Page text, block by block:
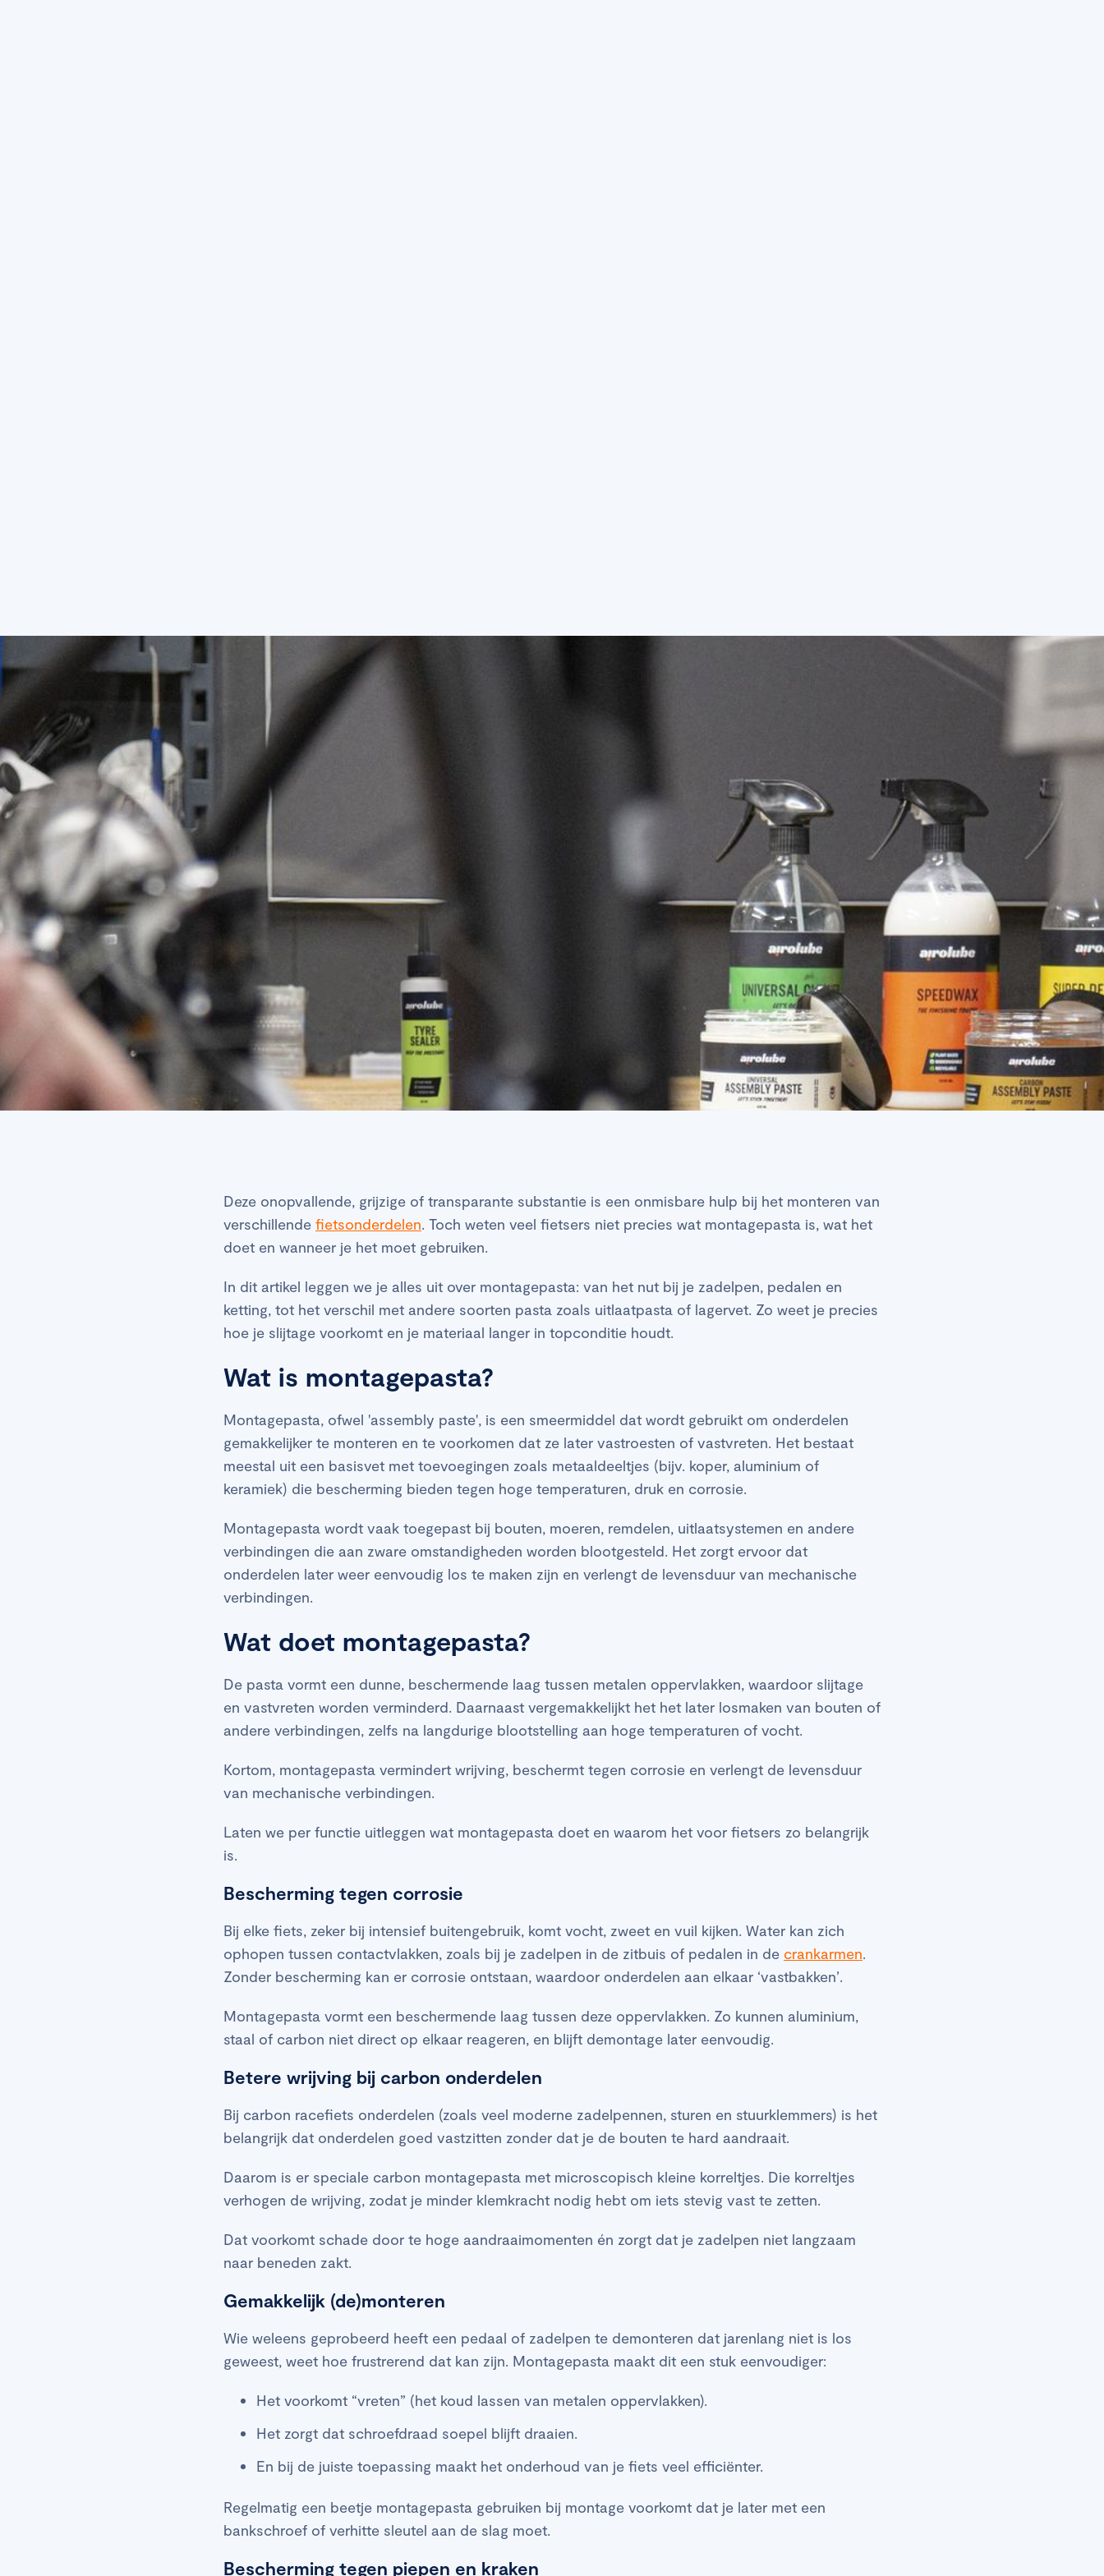
Deze onopvallende, grijzige of transparante substantie is een onmisbare hulp bij het monteren van
verschillende fietsonderdelen. Toch weten veel fietsers niet precies wat montagepasta is, wat het
doet en wanneer je het moet gebruiken.
In dit artikel leggen we je alles uit over montagepasta: van het nut bij je zadelpen, pedalen en
ketting, tot het verschil met andere soorten pasta zoals uitlaatpasta of lagervet. Zo weet je precies
hoe je slijtage voorkomt en je materiaal langer in topconditie houdt.
Wat is montagepasta?
Montagepasta, ofwel 'assembly paste', is een smeermiddel dat wordt gebruikt om onderdelen
gemakkelijker te monteren en te voorkomen dat ze later vastroesten of vastvreten. Het bestaat
meestal uit een basisvet met toevoegingen zoals metaaldeeltjes (bijv. koper, aluminium of
keramiek) die bescherming bieden tegen hoge temperaturen, druk en corrosie.
Montagepasta wordt vaak toegepast bij bouten, moeren, remdelen, uitlaatsystemen en andere
verbindingen die aan zware omstandigheden worden blootgesteld. Het zorgt ervoor dat
onderdelen later weer eenvoudig los te maken zijn en verlengt de levensduur van mechanische
verbindingen.
Wat doet montagepasta?
De pasta vormt een dunne, beschermende laag tussen metalen oppervlakken, waardoor slijtage
en vastvreten worden verminderd. Daarnaast vergemakkelijkt het het later losmaken van bouten of
andere verbindingen, zelfs na langdurige blootstelling aan hoge temperaturen of vocht.
Kortom, montagepasta vermindert wrijving, beschermt tegen corrosie en verlengt de levensduur
van mechanische verbindingen.
Laten we per functie uitleggen wat montagepasta doet en waarom het voor fietsers zo belangrijk
is.
Bescherming tegen corrosie
Bij elke fiets, zeker bij intensief buitengebruik, komt vocht, zweet en vuil kijken. Water kan zich
ophopen tussen contactvlakken, zoals bij je zadelpen in de zitbuis of pedalen in de crankarmen.
Zonder bescherming kan er corrosie ontstaan, waardoor onderdelen aan elkaar ‘vastbakken’.
Montagepasta vormt een beschermende laag tussen deze oppervlakken. Zo kunnen aluminium,
staal of carbon niet direct op elkaar reageren, en blijft demontage later eenvoudig.
Betere wrijving bij carbon onderdelen
Bij carbon racefiets onderdelen (zoals veel moderne zadelpennen, sturen en stuurklemmers) is het
belangrijk dat onderdelen goed vastzitten zonder dat je de bouten te hard aandraait.
Daarom is er speciale carbon montagepasta met microscopisch kleine korreltjes. Die korreltjes
verhogen de wrijving, zodat je minder klemkracht nodig hebt om iets stevig vast te zetten.
Dat voorkomt schade door te hoge aandraaimomenten én zorgt dat je zadelpen niet langzaam
naar beneden zakt.
Gemakkelijk (de)monteren
Wie weleens geprobeerd heeft een pedaal of zadelpen te demonteren dat jarenlang niet is los
geweest, weet hoe frustrerend dat kan zijn. Montagepasta maakt dit een stuk eenvoudiger:
Het voorkomt “vreten” (het koud lassen van metalen oppervlakken).
Het zorgt dat schroefdraad soepel blijft draaien.
En bij de juiste toepassing maakt het onderhoud van je fiets veel efficiënter.
Regelmatig een beetje montagepasta gebruiken bij montage voorkomt dat je later met een
bankschroef of verhitte sleutel aan de slag moet.
Bescherming tegen piepen en kraken